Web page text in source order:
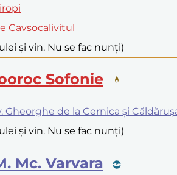
Cavsocalivitul
și vin. Nu se fac nunți)
Sofonie
Gheorghe de la Cernica și
și vin. Nu se fac nunți)
Mc. Varvara